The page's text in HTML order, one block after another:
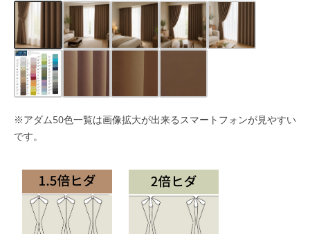
※アダム50色一覧は画像拡大が出来るスマートフォンが見やすい
です。